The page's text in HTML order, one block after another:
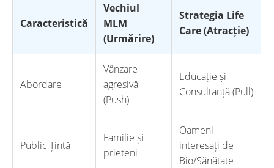
Caracteristică
Vechiul
MLM
(Urmărire)
Strategia Life
Care (Atracție)
Abordare
Vânzare
agresivă
(Push)
Educație și
Consultanță (Pull)
Public Țintă
Familie și
prieteni
Oameni
interesați de
Bio/Sănătate